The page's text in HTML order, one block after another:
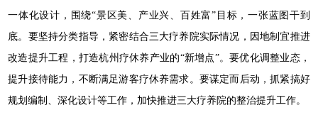
一体化设计，围绕“景区美、产业兴、百姓富”目标，一张蓝图干到
底。要坚持分类指导，紧密结合三大疗养院实际情况，因地制宜推进
改造提升工程，打造杭州疗休养产业的“新增点”。要优化调整业态，
提升接待能力，不断满足游客疗休养需求。要谋定而后动，抓紧搞好
规划编制、深化设计等工作，加快推进三大疗养院的整治提升工作。